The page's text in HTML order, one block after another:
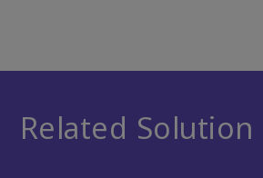
Related Solution